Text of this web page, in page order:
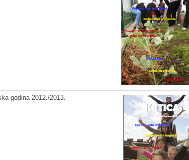
godina 2012./2013.